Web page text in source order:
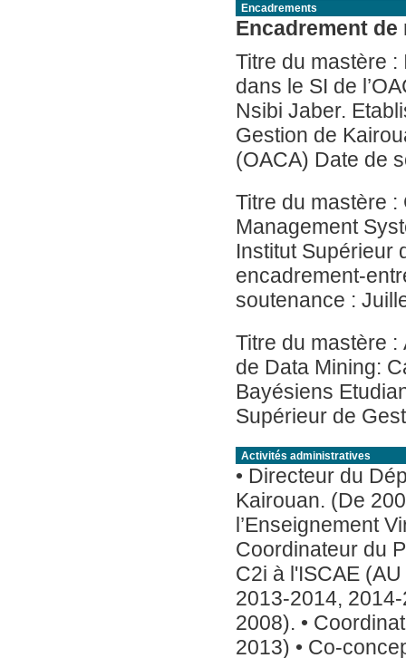
Encadrements
Encadrement
Titre du mastère :
dans le SI de
Nsibi Jaber.
Gestion de
(OACA)
Titre du mastère :
Management
Institut Supérieur
encadrement-
soutenance :
Titre du mastère
de Data Mining:
Bayésiens
Supérieur de
Activités administratives
• Directeur du
Kairouan. (De 2007 à 2010) •
l’Enseignement Virtuel- Université
Coordinateur du
C2i à l'ISCAE
2013-2014,
2008). •
2013) • Co-